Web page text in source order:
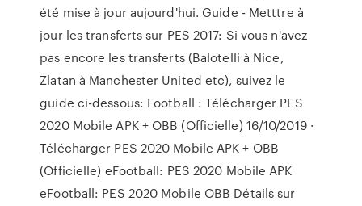
été mise à jour aujourd'hui. Guide - Metttre à
jour les transferts sur PES 2017: Si vous n'avez
pas encore les transferts (Balotelli à Nice,
Zlatan à Manchester United etc), suivez le
guide ci-dessous: Football : Télécharger PES
2020 Mobile APK + OBB (Officielle) 16/10/2019 ·
Télécharger PES 2020 Mobile APK + OBB
(Officielle) eFootball: PES 2020 Mobile APK
eFootball: PES 2020 Mobile OBB Détails sur